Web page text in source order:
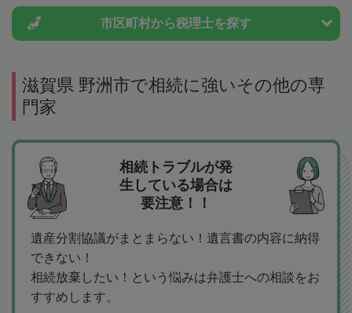
市区町村から税理士を探す
滋賀県 野洲市で相続に強いその他の専
門家
相続トラブルが発
生している場合は
要注意！！
遺産分割協議がまとまらない！遺言書の内容に納得
できない！
相続放棄したい！という悩みは弁護士への相談をお
すすめします。